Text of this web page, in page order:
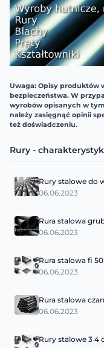
Uwaga: Opisy produktów
bezpieczeństwa. W
wyrobów opisanych w
należy zasięgnąć opinii
też doświadczeniu.
Rury -
Rury stalowe do
06.06.2023
Rura stalowa
06.06.2023
Rura stalowa fi
06.06.2023
Rura stalowa
06.06.2023
Rury stalowe 3 4